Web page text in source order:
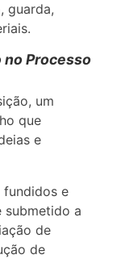
guarda,
Processo
um
que
e
fundidos e
submetido a
de
de